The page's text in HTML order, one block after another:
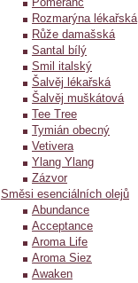
Rozmarýna lékařská
Růže damašská
Santal bílý
Smil italský
Šalvěj lékařská
Šalvěj muškátová
Tee Tree
Tymián obecný
Vetivera
Ylang Ylang
Zázvor
Směsi esenciálních olejů
Abundance
Acceptance
Aroma Life
Aroma Siez
Awaken